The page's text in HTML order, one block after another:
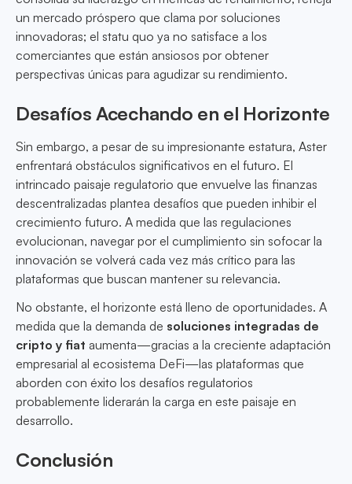
un mercado próspero que clama por soluciones
innovadoras; el statu quo ya no satisface a los
comerciantes que están ansiosos por obtener
perspectivas únicas para agudizar su rendimiento.
Desafíos Acechando en el Horizonte
Sin embargo, a pesar de su impresionante estatura, Aster
enfrentará obstáculos significativos en el futuro. El
intrincado paisaje regulatorio que envuelve las finanzas
descentralizadas plantea desafíos que pueden inhibir el
crecimiento futuro. A medida que las regulaciones
evolucionan, navegar por el cumplimiento sin sofocar la
innovación se volverá cada vez más crítico para las
plataformas que buscan mantener su relevancia.
No obstante, el horizonte está lleno de oportunidades. A
medida que la demanda de soluciones integradas de
cripto y fiat aumenta—gracias a la creciente adaptación
empresarial al ecosistema DeFi—las plataformas que
aborden con éxito los desafíos regulatorios
probablemente liderarán la carga en este paisaje en
desarrollo.
Conclusión